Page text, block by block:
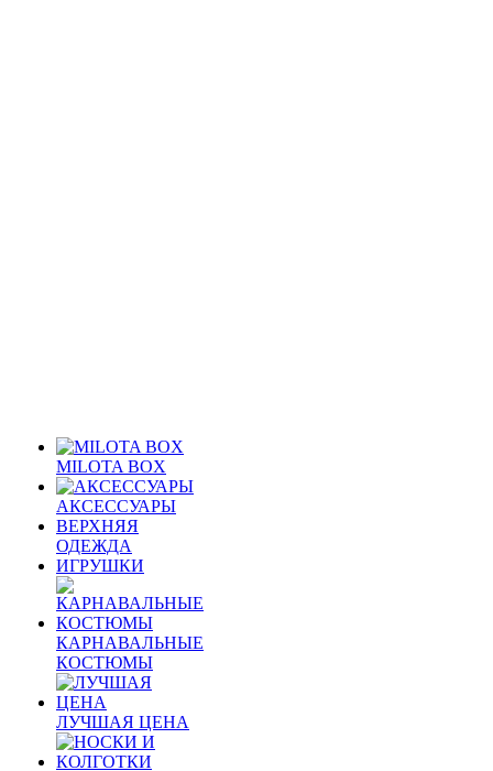
MILOTA BOX
АКСЕССУАРЫ
ВЕРХНЯЯ
ОДЕЖДА
ИГРУШКИ
КАРНАВАЛЬНЫЕ
КОСТЮМЫ
ЛУЧШАЯ ЦЕНА